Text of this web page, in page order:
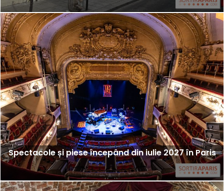
Spectacole și piese începând din iulie 2027 în Paris